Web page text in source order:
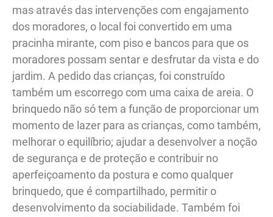
mas através das intervenções com engajamento
dos moradores, o local foi convertido em uma
pracinha mirante, com piso e bancos para que os
moradores possam sentar e desfrutar da vista e do
jardim. A pedido das crianças, foi construído
também um escorrego com uma caixa de areia. O
brinquedo não só tem a função de proporcionar um
momento de lazer para as crianças, como também,
melhorar o equilíbrio; ajudar a desenvolver a noção
de segurança e de proteção e contribuir no
aperfeiçoamento da postura e como qualquer
brinquedo, que é compartilhado, permitir o
desenvolvimento da sociabilidade. Também foi